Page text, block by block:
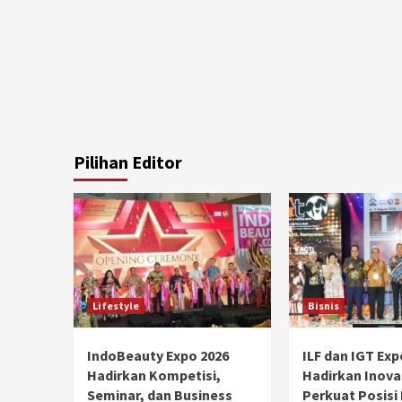
Pilihan Editor
Lifestyle
IndoBeauty Expo 2026
Hadirkan Kompetisi,
Seminar, dan Business
Bisnis
ILF dan IGT
Hadirkan
Perkuat Posisi